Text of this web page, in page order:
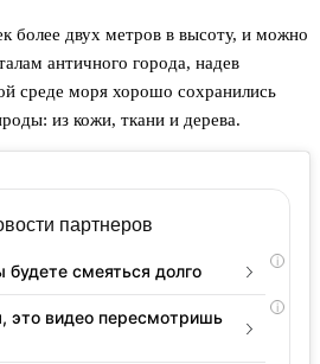
более двух метров в высоту, и можно
античного города, надев
среде моря хорошо сохранились
из кожи, ткани и дерева.
партнеров
i
смеяться долго
i
это видео пересмотришь